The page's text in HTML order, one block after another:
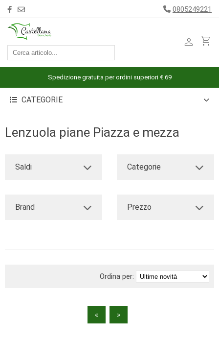
ACCESSORI
ARREDAMENTO
BIANCHERIA
CUCINA
MARE
OUTLET
0805249221
person shopping_cart
Spedizione gratuita per ordini superiori € 69
CATEGORIE
Lenzuola piane Piazza e mezza
Saldi Categorie
Brand Prezzo
Ordina per:
« »